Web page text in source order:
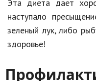
Эта диета дает
наступало
зеленый лук, либо
здоровье!